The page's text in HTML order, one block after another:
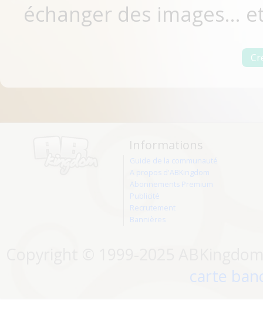
échanger des images...
Informations
Guide de la communauté
A propos d'ABKingdom
Abonnements Premium
Publicité
Recrutement
Bannières
carte